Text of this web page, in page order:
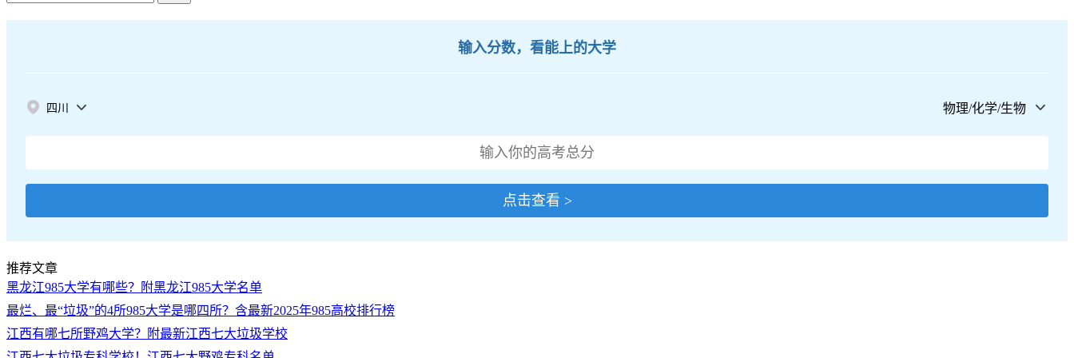
输入分数，看能上的大学
四川 物理/化学/生物
点击查看 >
推荐文章
黑龙江985大学有哪些？附黑龙江985大学名单
最烂、最“垃圾”的4所985大学是哪四所？含最新2025年985高校排行榜
江西有哪七所野鸡大学？附最新江西七大垃圾学校